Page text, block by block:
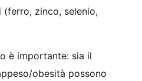
(ferro, zinco, selenio,
è importante: sia il
obesità possono